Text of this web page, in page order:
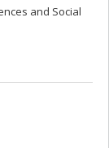
and Social